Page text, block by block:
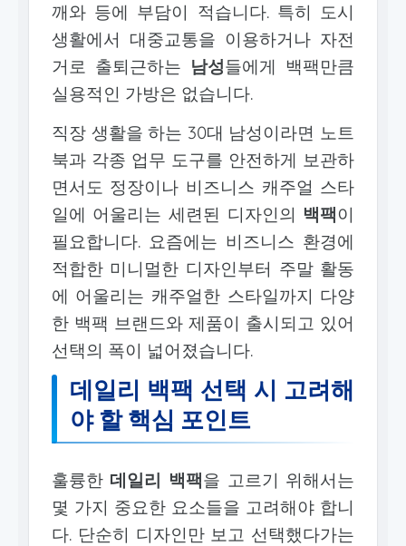
깨와 등에 부담이 적습니다. 특히 도시
생활에서 대중교통을 이용하거나 자전
거로 출퇴근하는 남성들에게 백팩만큼
실용적인 가방은 없습니다.
직장 생활을 하는 30대 남성이라면 노트
북과 각종 업무 도구를 안전하게 보관하
면서도 정장이나 비즈니스 캐주얼 스타
일에 어울리는 세련된 디자인의 백팩이
필요합니다. 요즘에는 비즈니스 환경에
적합한 미니멀한 디자인부터 주말 활동
에 어울리는 캐주얼한 스타일까지 다양
한 백팩 브랜드와 제품이 출시되고 있어
선택의 폭이 넓어졌습니다.
데일리 백팩 선택 시 고려해
야 할 핵심 포인트
훌륭한 데일리 백팩을 고르기 위해서는
몇 가지 중요한 요소들을 고려해야 합니
다. 단순히 디자인만 보고 선택했다가는